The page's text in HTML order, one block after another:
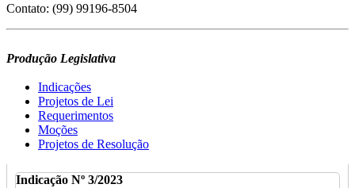
(99) 99196-8504
Redes Sociais:
Instagram:
Facebook:https://www.facebook.com/profile.php?
id=100063518418274
Contato: (99) 99196-8504
Produção Legislativa
Indicações
Projetos de Lei
Requerimentos
Moções
Projetos de Resolução
Indicação Nº 3/2023